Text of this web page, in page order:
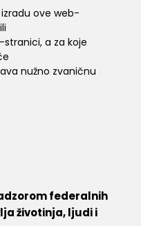
izradu ove web-
a za koje
nužno zvaničnu
federalnih
životinja, ljudi i